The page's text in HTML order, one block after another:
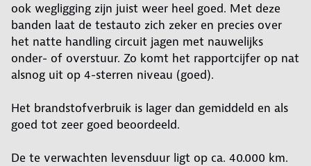
ook wegligging zijn juist weer heel goed. Met deze
banden laat de testauto zich zeker en precies over
het natte handling circuit jagen met nauwelijks
onder- of overstuur. Zo komt het rapportcijfer op nat
alsnog uit op 4-sterren niveau (goed).
Het brandstofverbruik is lager dan gemiddeld en als
goed tot zeer goed beoordeeld.
De te verwachten levensduur ligt op ca. 40.000 km.